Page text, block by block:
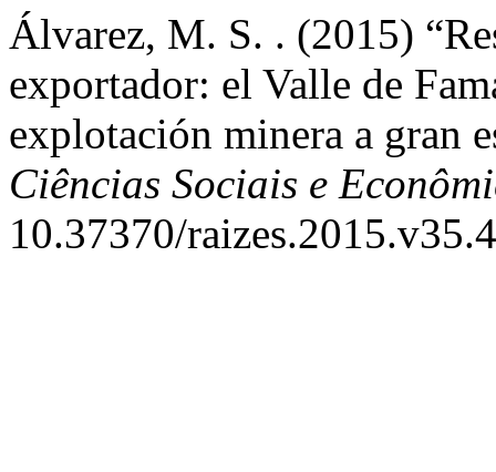
Álvarez, M. S. . (2015)
exportador: el Valle de
explotación minera a gran
Ciências Sociais e
10.37370/